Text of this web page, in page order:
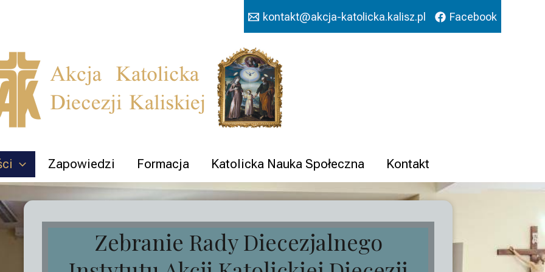
kontakt@akcja-katolicka.kalisz.pl Facebook
Zapowiedzi Formacja Katolicka Nauka Społeczna Kontakt
Zebranie Rady Diecezjalnego